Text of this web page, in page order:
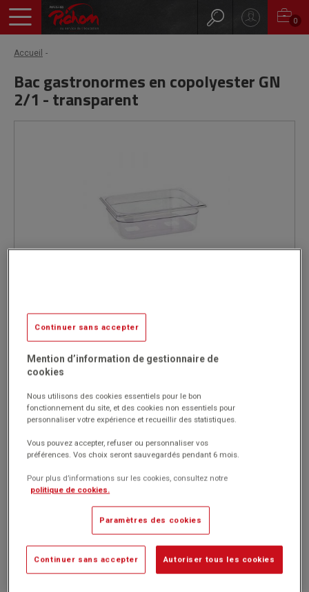
0
Accueil
Bac gastronormes en copolyester GN
2/1 - transparent
Réf. 1018210
(Produit ni repris, ni échangé)
gastronormes d'autres marques.
Utilisation pour stockage en chambre froide, préparation, et le
maintien en température (liaison froide, liaison chaude).
Marque : Tournus Equipement
HT
TTC) Passer commande
Continuer sans accepter
Mention d’information de gestionnaire de
cookies
Nous utilisons des cookies essentiels pour le bon
fonctionnement du site, et des cookies non essentiels pour
personnaliser votre expérience et recueillir des statistiques.
Vous pouvez accepter, refuser ou personnaliser vos
préférences. Vos choix seront sauvegardés pendant 6 mois.
Pour plus d’informations sur les cookies, consultez notre
politique de cookies.
Paramètres des cookies
Continuer sans accepter Autoriser tous les cookies